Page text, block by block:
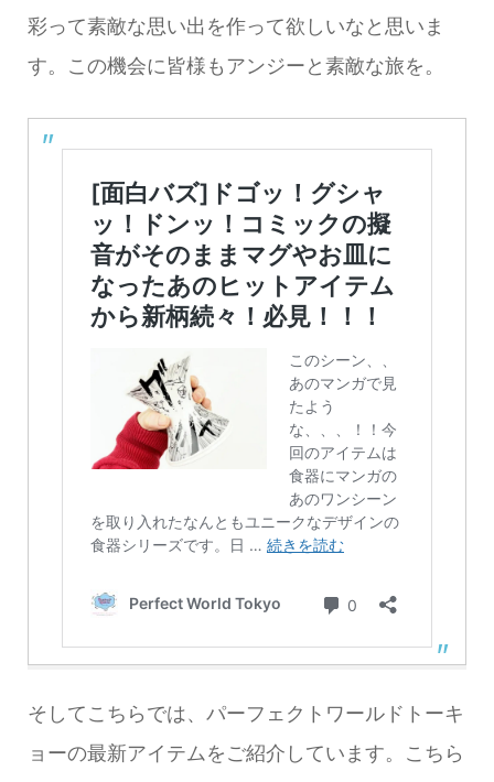
彩って素敵な思い出を作って欲しいなと思いま
す。この機会に皆様もアンジーと素敵な旅を。
そしてこちらでは、パーフェクトワールドトーキ
ョーの最新アイテムをご紹介しています。こちら